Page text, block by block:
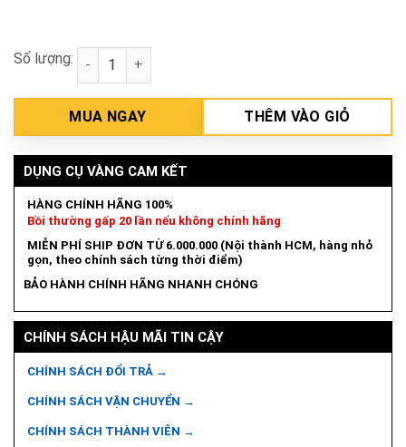
Số lượng: Thang nhôm bàn Poongsan PS-30090 số lượng
MUA NGAY THÊM VÀO GIỎ
DỤNG CỤ VÀNG CAM KẾT
HÀNG CHÍNH HÃNG 100%
Bồi thường gấp 20 lần nếu không chính hãng
MIỄN PHÍ SHIP ĐƠN TỪ 6.000.000 (Nội thành HCM, hàng nhỏ
gọn, theo chính sách từng thời điểm)
BẢO HÀNH CHÍNH HÃNG NHANH CHÓNG
CHÍNH SÁCH HẬU MÃI TIN CẬY
CHÍNH SÁCH ĐỔI TRẢ →
CHÍNH SÁCH VẬN CHUYỂN →
CHÍNH SÁCH THÀNH VIÊN →